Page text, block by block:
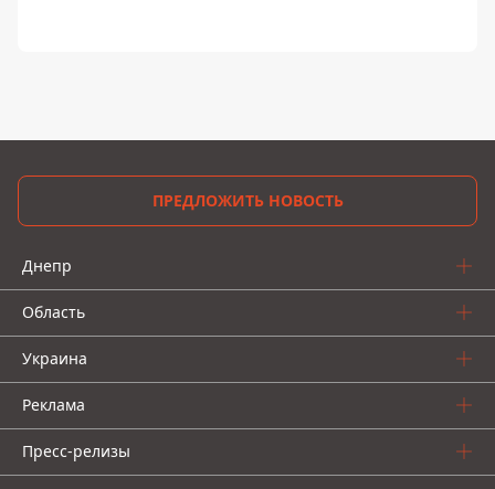
ПРЕДЛОЖИТЬ НОВОСТЬ
Днепр
Область
Украина
Реклама
Пресс-релизы